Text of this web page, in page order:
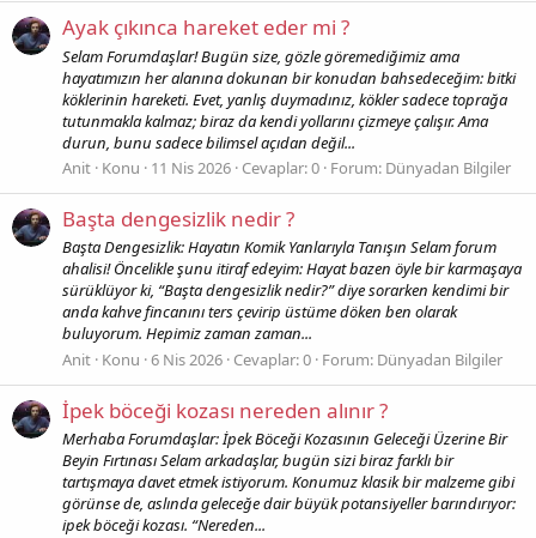
Ayak çıkınca hareket eder mi ?
Selam Forumdaşlar! Bugün size, gözle göremediğimiz ama
hayatımızın her alanına dokunan bir konudan bahsedeceğim: bitki
köklerinin hareketi. Evet, yanlış duymadınız, kökler sadece toprağa
tutunmakla kalmaz; biraz da kendi yollarını çizmeye çalışır. Ama
durun, bunu sadece bilimsel açıdan değil...
Anit Konu 11 Nis 2026 Cevaplar: 0 Forum: Dünyadan Bilgiler
Başta dengesizlik nedir ?
Başta Dengesizlik: Hayatın Komik Yanlarıyla Tanışın Selam forum
ahalisi! Öncelikle şunu itiraf edeyim: Hayat bazen öyle bir karmaşaya
sürüklüyor ki, “Başta dengesizlik nedir?” diye sorarken kendimi bir
anda kahve fincanını ters çevirip üstüme döken ben olarak
buluyorum. Hepimiz zaman zaman...
Anit Konu 6 Nis 2026 Cevaplar: 0 Forum: Dünyadan Bilgiler
İpek böceği kozası nereden alınır ?
Merhaba Forumdaşlar: İpek Böceği Kozasının Geleceği Üzerine Bir
Beyin Fırtınası Selam arkadaşlar, bugün sizi biraz farklı bir
tartışmaya davet etmek istiyorum. Konumuz klasik bir malzeme gibi
görünse de, aslında geleceğe dair büyük potansiyeller barındırıyor:
ipek böceği kozası. “Nereden...